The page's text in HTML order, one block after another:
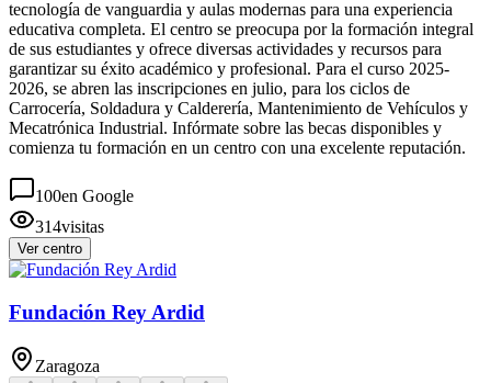
tecnología de vanguardia y aulas modernas para una experiencia
educativa completa. El centro se preocupa por la formación integral
de sus estudiantes y ofrece diversas actividades y recursos para
garantizar su éxito académico y profesional. Para el curso 2025-
2026, se abren las inscripciones en julio, para los ciclos de
Carrocería, Soldadura y Calderería, Mantenimiento de Vehículos y
Mecatrónica Industrial. Infórmate sobre las becas disponibles y
comienza tu formación en un centro con una excelente reputación.
100en Google
314visitas
Ver centro
Fundación Rey Ardid
Zaragoza